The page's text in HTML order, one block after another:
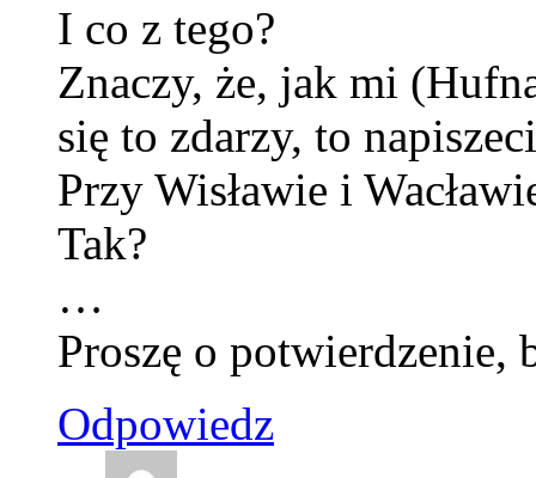
I co z tego?
Znaczy, że, jak mi
się to zdarzy, to
Przy Wisławie i
Tak?
…
Proszę o potwierdzenie,
Odpowiedz